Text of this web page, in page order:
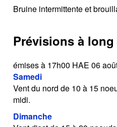
Bruine intermittente et
Prévisions à long
émises à 17h00 HAE 06
Samedi
Vent du nord de 10 à 15
midi.
Dimanche